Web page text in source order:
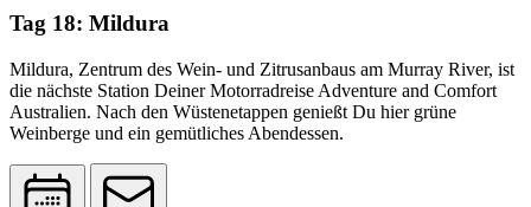
Tag 18: Mildura
Mildura, Zentrum des Wein- und Zitrusanbaus am Murray River, ist
die nächste Station Deiner Motorradreise Adventure and Comfort
Australien. Nach den Wüstenetappen genießt Du hier grüne
Weinberge und ein gemütliches Abendessen.